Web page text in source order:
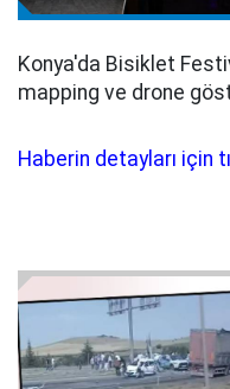
Konya'da Bisiklet
mapping ve drone
Haberin detayları için